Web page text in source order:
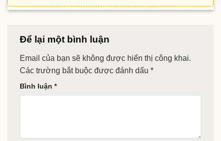
Để lại một bình luận
Email của bạn sẽ không được hiển thị công khai.
Các trường bắt buộc được đánh dấu *
Bình luận *